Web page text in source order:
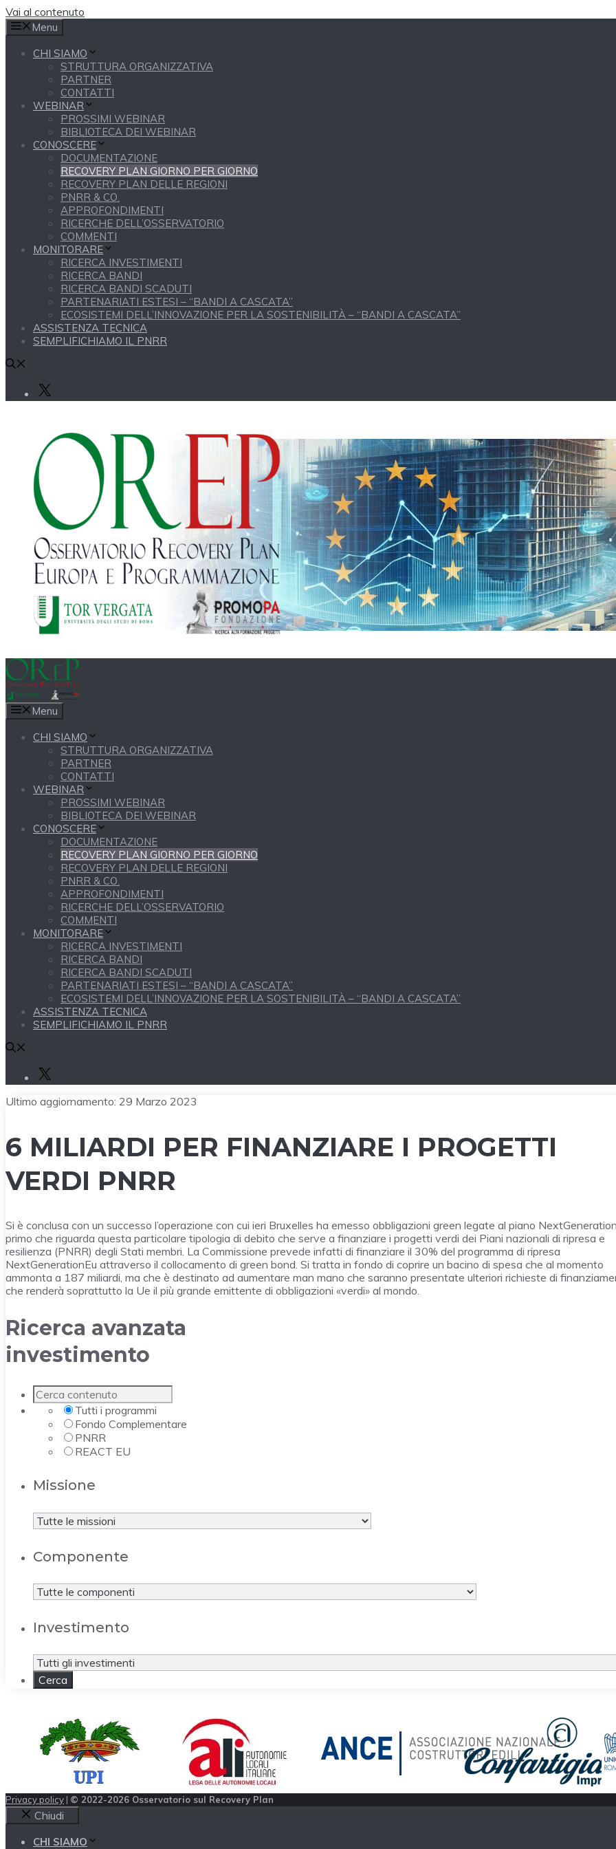
Vai al contenuto
Menu
CHI SIAMO
STRUTTURA ORGANIZZATIVA
PARTNER
CONTATTI
WEBINAR
PROSSIMI WEBINAR
BIBLIOTECA DEI WEBINAR
CONOSCERE
DOCUMENTAZIONE
RECOVERY PLAN GIORNO PER GIORNO
RECOVERY PLAN DELLE REGIONI
PNRR & CO.
APPROFONDIMENTI
RICERCHE DELL’OSSERVATORIO
COMMENTI
MONITORARE
RICERCA INVESTIMENTI
RICERCA BANDI
RICERCA BANDI SCADUTI
PARTENARIATI ESTESI – “BANDI A CASCATA”
ECOSISTEMI DELL’INNOVAZIONE PER LA SOSTENIBILITÀ – “BANDI A CASCATA”
ASSISTENZA TECNICA
SEMPLIFICHIAMO IL PNRR
Menu
CHI SIAMO
STRUTTURA ORGANIZZATIVA
PARTNER
CONTATTI
WEBINAR
PROSSIMI WEBINAR
BIBLIOTECA DEI WEBINAR
CONOSCERE
DOCUMENTAZIONE
RECOVERY PLAN GIORNO PER GIORNO
RECOVERY PLAN DELLE REGIONI
PNRR & CO.
APPROFONDIMENTI
RICERCHE DELL’OSSERVATORIO
COMMENTI
MONITORARE
RICERCA INVESTIMENTI
RICERCA BANDI
RICERCA BANDI SCADUTI
PARTENARIATI ESTESI – “BANDI A CASCATA”
ECOSISTEMI DELL’INNOVAZIONE PER LA SOSTENIBILITÀ – “BANDI A CASCATA”
ASSISTENZA TECNICA
SEMPLIFICHIAMO IL PNRR
Ultimo aggiornamento: 29 Marzo 2023
6 MILIARDI PER FINANZIARE I PROGETTI
VERDI PNRR
Si è conclusa con un successo l’operazione con cui ieri Bruxelles ha emesso obbligazioni green legate al piano
primo che riguarda questa particolare tipologia di debito che serve a finanziare i progetti verdi dei Piani nazionali di ripresa e
resilienza (PNRR) degli Stati membri. La Commissione prevede infatti di finanziare il 30% del programma di ripresa
NextGenerationEu attraverso il collocamento di green bond. Si tratta in fondo di coprire un bacino di spesa che al momento
ammonta a 187 miliardi, ma che è destinato ad aumentare man mano che saranno presentate ulteriori richieste di
che renderà soprattutto la Ue il più grande emittente di obbligazioni «verdi» al mondo.
Ricerca avanzata
investimento
Tutti i programmi
Fondo Complementare
PNRR
REACT EU
Missione
Componente
Investimento
Privacy policy | © 2022-2026 Osservatorio sul Recovery Plan
Chiudi
CHI SIAMO